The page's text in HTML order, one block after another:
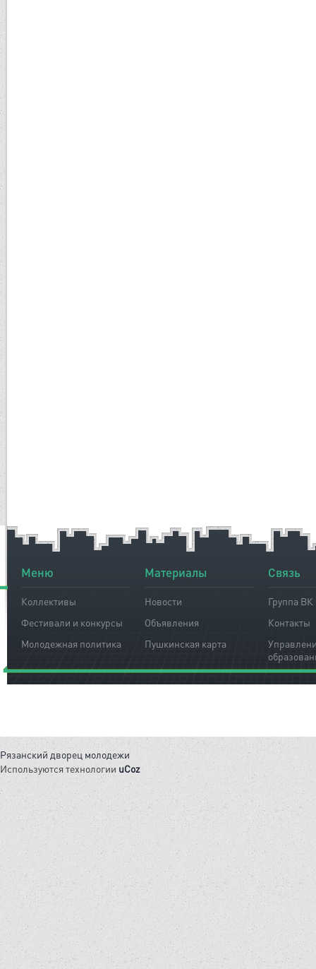
Меню
Коллективы
Фестивали и конкурсы
Молодежная политика
Материалы
Новости
Объявления
Пушкинская карта
Связь
Группа ВК
Контакты
Рязанский дворец молодежи
Используются технологии uCoz